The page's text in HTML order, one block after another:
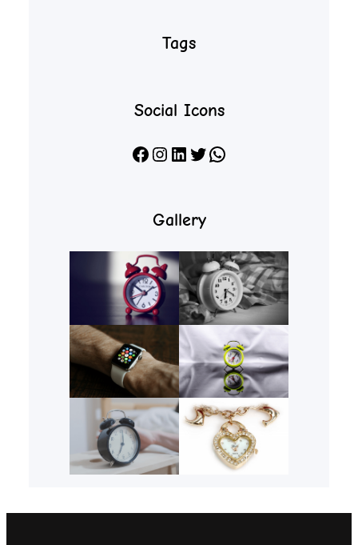
Tags
Social Icons
Facebook Instagram LinkedIn X WhatsApp
Gallery